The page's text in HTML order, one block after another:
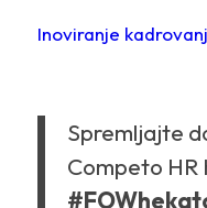
Inoviranje
Spremljajte
Competo HR